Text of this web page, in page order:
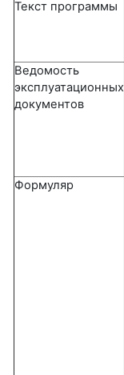
Текст программы
Ведомость
эксплуатационных
документов
Формуляр